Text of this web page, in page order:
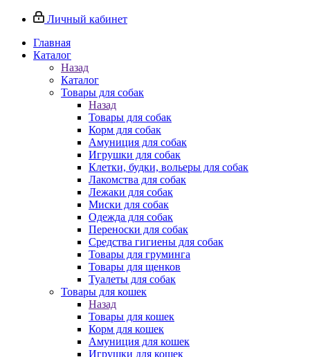
Личный кабинет
Главная
Каталог
Назад
Каталог
Товары для собак
Назад
Товары для собак
Корм для собак
Амуниция для собак
Игрушки для собак
Клетки, будки, вольеры для собак
Лакомства для собак
Лежаки для собак
Миски для собак
Одежда для собак
Переноски для собак
Средства гигиены для собак
Товары для груминга
Товары для щенков
Туалеты для собак
Товары для кошек
Назад
Товары для кошек
Корм для кошек
Амуниция для кошек
Игрушки для кошек